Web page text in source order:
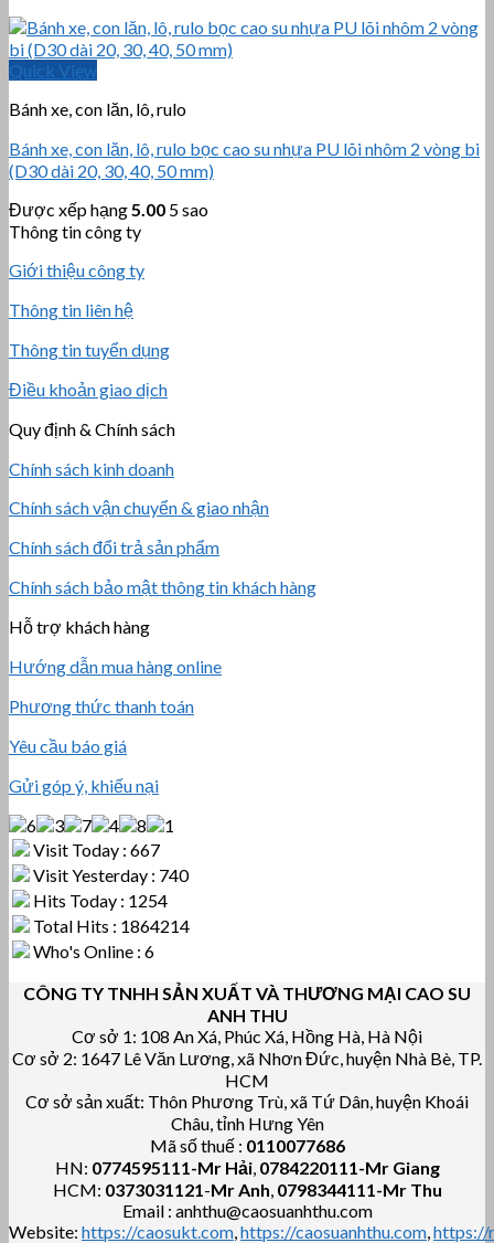
Quick View
Bánh xe, con lăn, lô, rulo
Bánh xe, con lăn, lô, rulo bọc cao su nhựa PU lõi nhôm 2 vòng bi
(D30 dài 20, 30, 40, 50 mm)
Được xếp hạng5.00 5 sao
Thông tin công ty
Giới thiệu công ty
Thông tin liên hệ
Thông tin tuyển dụng
Điều khoản giao dịch
Quy định & Chính sách
Chính sách kinh doanh
Chính sách vận chuyển & giao nhận
Chính sách đổi trả sản phẩm
Chính sách bảo mật thông tin khách hàng
Hỗ trợ khách hàng
Hướng dẫn mua hàng online
Phương thức thanh toán
Yêu cầu báo giá
Gửi góp ý, khiếu nại
Visit Today : 667
Visit Yesterday : 740
Hits Today : 1254
Total Hits : 1864214
Who's Online : 6
CÔNG TY TNHH SẢN XUẤT VÀ THƯƠNG MẠI CAO SU
ANH THU
Cơ sở 1: 108 An Xá, Phúc Xá, Hồng Hà, Hà Nội
Cơ sở 2: 1647 Lê Văn Lương, xã Nhơn Đức, huyện Nhà Bè, TP.
HCM
Cơ sở sản xuất: Thôn Phương Trù, xã Tứ Dân, huyện Khoái
Châu, tỉnh Hưng Yên
Mã số thuế : 0110077686
HN: 0774595111-Mr Hải, 0784220111-Mr Giang
HCM: 0373031121-Mr Anh, 0798344111-Mr Thu
Email : anhthu@caosuanhthu.com
Website: https://caosukt.com,https://caosuanhthu.com,https://